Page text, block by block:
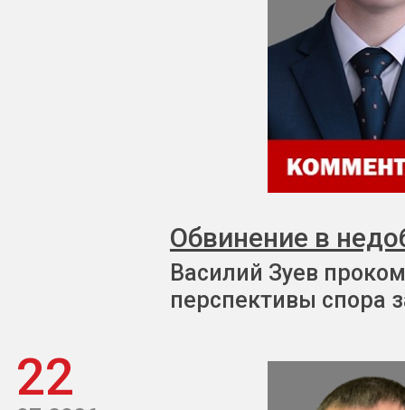
Обвинение в
Василий Зуев
перспективы спора
22